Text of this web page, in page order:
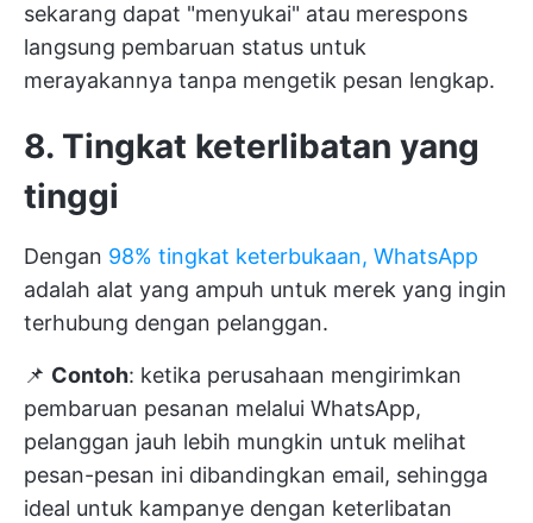
sekarang dapat "menyukai" atau merespons
langsung pembaruan status untuk
merayakannya tanpa mengetik pesan lengkap.
8. Tingkat keterlibatan yang
tinggi
Dengan 98% tingkat keterbukaan, WhatsApp
adalah alat yang ampuh untuk merek yang ingin
terhubung dengan pelanggan.
📌 Contoh: ketika perusahaan mengirimkan
pembaruan pesanan melalui WhatsApp,
pelanggan jauh lebih mungkin untuk melihat
pesan-pesan ini dibandingkan email, sehingga
ideal untuk kampanye dengan keterlibatan